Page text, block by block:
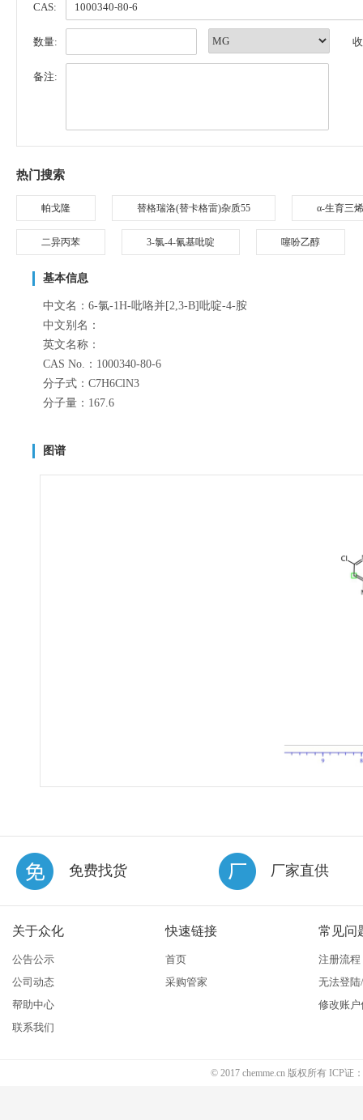
CAS:
数量:
备注:
热门搜索
帕戈隆 替格瑞洛(替卡格雷)杂质55 α-生育三
二异丙苯 3-氯-4-氰基吡啶 噻吩乙醇
基本信息
中文名：6-氯-1H-吡咯并[2,3-B]吡啶-4-胺
中文别名：
英文名称：
CAS No.：1000340-80-6
分子式：C7H6ClN3
分子量：167.6
图谱
免费找货 厂家直供
关于众化
公告公示
公司动态
帮助中心
联系我们
快速链接
首页
采购管家
常见问
注册流程
无法登
修改账户
© 2017 chemme.cn 版权所有 ICP证：